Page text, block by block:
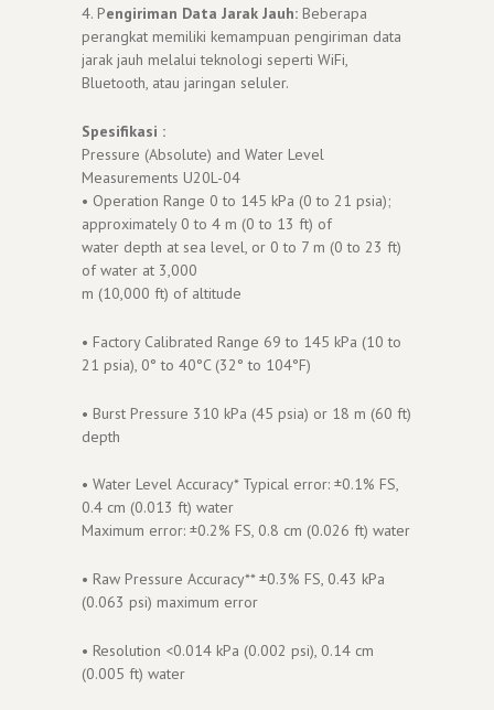
4. Pengiriman Data Jarak Jauh: Beberapa
perangkat memiliki kemampuan pengiriman data
jarak jauh melalui teknologi seperti WiFi,
Bluetooth, atau jaringan seluler.
Spesifikasi :
Pressure (Absolute) and Water Level
Measurements U20L-04
• Operation Range 0 to 145 kPa (0 to 21 psia);
approximately 0 to 4 m (0 to 13 ft) of
water depth at sea level, or 0 to 7 m (0 to 23 ft)
of water at 3,000
m (10,000 ft) of altitude
• Factory Calibrated Range 69 to 145 kPa (10 to
21 psia), 0° to 40°C (32° to 104°F)
• Burst Pressure 310 kPa (45 psia) or 18 m (60 ft)
depth
• Water Level Accuracy* Typical error: ±0.1% FS,
0.4 cm (0.013 ft) water
Maximum error: ±0.2% FS, 0.8 cm (0.026 ft) water
• Raw Pressure Accuracy** ±0.3% FS, 0.43 kPa
(0.063 psi) maximum error
• Resolution <0.014 kPa (0.002 psi), 0.14 cm
(0.005 ft) water